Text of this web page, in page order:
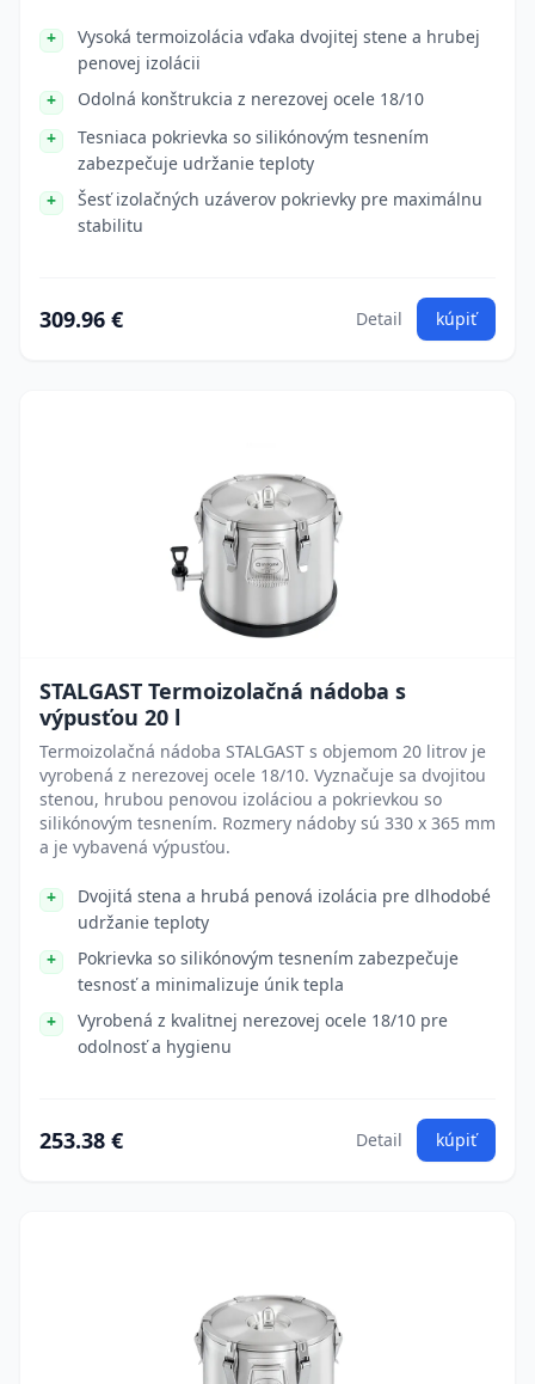
Vysoká termoizolácia vďaka dvojitej stene a hrubej
penovej izolácii
Odolná konštrukcia z nerezovej ocele 18/10
Tesniaca pokrievka so silikónovým tesnením
zabezpečuje udržanie teploty
Šesť izolačných uzáverov pokrievky pre maximálnu
stabilitu
309.96 € Detail kúpiť
STALGAST Termoizolačná nádoba s
výpusťou 20 l
Termoizolačná nádoba STALGAST s objemom 20 litrov je
vyrobená z nerezovej ocele 18/10. Vyznačuje sa dvojitou
stenou, hrubou penovou izoláciou a pokrievkou so
silikónovým tesnením. Rozmery nádoby sú 330 x 365 mm
a je vybavená výpusťou.
Dvojitá stena a hrubá penová izolácia pre dlhodobé
udržanie teploty
Pokrievka so silikónovým tesnením zabezpečuje
tesnosť a minimalizuje únik tepla
Vyrobená z kvalitnej nerezovej ocele 18/10 pre
odolnosť a hygienu
253.38 € Detail kúpiť